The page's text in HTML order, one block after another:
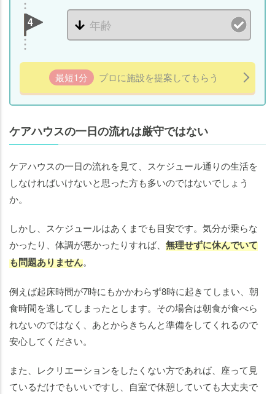
4
最短1分 プロに施設を提案してもらう
ケアハウスの一日の流れは厳守ではない
ケアハウスの一日の流れを見て、スケジュール通りの生活を
しなければいけないと思った方も多いのではないでしょう
か。
しかし、スケジュールはあくまでも目安です。気分が乗らな
かったり、体調が悪かったりすれば、 無理せずに休んでいて
も問題ありません。
例えば起床時間が7時にもかかわらず8時に起きてしまい、朝
食時間を逃してしまったとします。その場合は朝食が食べら
れないのではなく、あとからきちんと準備をしてくれるので
安心してください。
また、レクリエーションをしたくない方であれば、座って見
ているだけでもいいですし、自室で休憩していても大丈夫で